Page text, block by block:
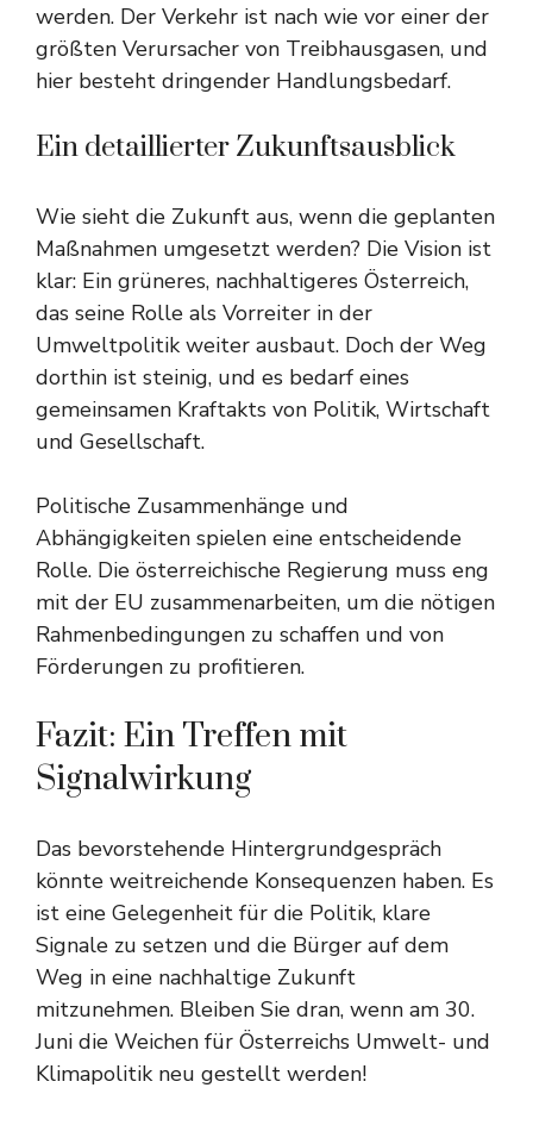
werden. Der Verkehr ist nach wie vor einer der
größten Verursacher von Treibhausgasen, und
hier besteht dringender Handlungsbedarf.
Ein detaillierter Zukunftsausblick
Wie sieht die Zukunft aus, wenn die geplanten
Maßnahmen umgesetzt werden? Die Vision ist
klar: Ein grüneres, nachhaltigeres Österreich,
das seine Rolle als Vorreiter in der
Umweltpolitik weiter ausbaut. Doch der Weg
dorthin ist steinig, und es bedarf eines
gemeinsamen Kraftakts von Politik, Wirtschaft
und Gesellschaft.
Politische Zusammenhänge und
Abhängigkeiten spielen eine entscheidende
Rolle. Die österreichische Regierung muss eng
mit der EU zusammenarbeiten, um die nötigen
Rahmenbedingungen zu schaffen und von
Förderungen zu profitieren.
Fazit: Ein Treffen mit
Signalwirkung
Das bevorstehende Hintergrundgespräch
könnte weitreichende Konsequenzen haben. Es
ist eine Gelegenheit für die Politik, klare
Signale zu setzen und die Bürger auf dem
Weg in eine nachhaltige Zukunft
mitzunehmen. Bleiben Sie dran, wenn am 30.
Juni die Weichen für Österreichs Umwelt- und
Klimapolitik neu gestellt werden!